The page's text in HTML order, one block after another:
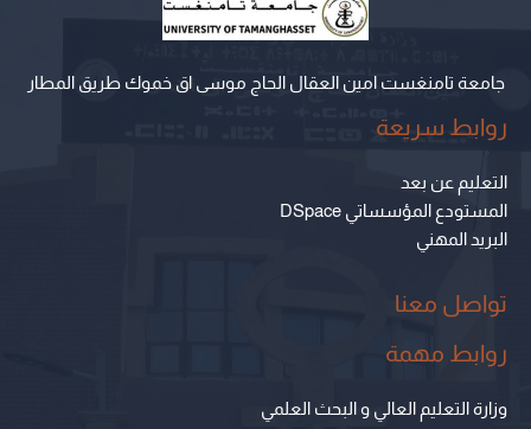
جامعة تامنغست امين العقال الحاج موسى اق خموك طريق المطار
روابط سريعة
التعليم عن بعد
المستودع المؤسساتي DSpace
البريد المهني
تواصل معنا
روابط مهمة
وزارة التعليم العالي و البحث العلمي